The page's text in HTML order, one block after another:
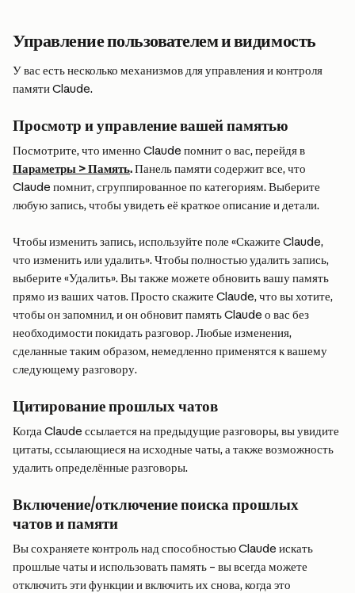
Управление пользователем и видимость
У вас есть несколько механизмов для управления и контроля
памяти Claude.
Просмотр и управление вашей памятью
Посмотрите, что именно Claude помнит о вас, перейдя в
Параметры > Память. Панель памяти содержит все, что
Claude помнит, сгруппированное по категориям. Выберите
любую запись, чтобы увидеть её краткое описание и детали.
Чтобы изменить запись, используйте поле «Скажите Claude,
что изменить или удалить». Чтобы полностью удалить запись,
выберите «Удалить». Вы также можете обновить вашу память
прямо из ваших чатов. Просто скажите Claude, что вы хотите,
чтобы он запомнил, и он обновит память Claude о вас без
необходимости покидать разговор. Любые изменения,
сделанные таким образом, немедленно применятся к вашему
следующему разговору.
Цитирование прошлых чатов
Когда Claude ссылается на предыдущие разговоры, вы увидите
цитаты, ссылающиеся на исходные чаты, а также возможность
удалить определённые разговоры.
Включение/отключение поиска прошлых
чатов и памяти
Вы сохраняете контроль над способностью Claude искать
прошлые чаты и использовать память – вы всегда можете
отключить эти функции и включить их снова, когда это